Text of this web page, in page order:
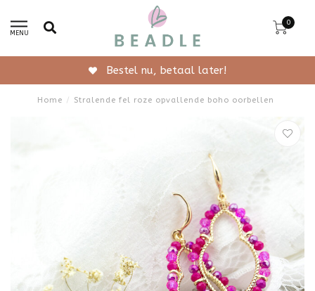
MENU
0
Bestel nu, betaal later!
Home / Stralende fel roze opvallende boho oorbellen